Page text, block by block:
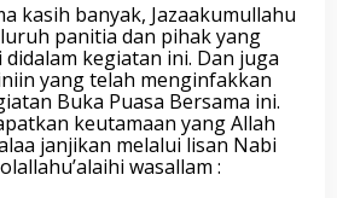
kasih banyak, Jazaakumullahu
panitia dan pihak yang
kegiatan ini. Dan juga
yang telah menginfakkan
Buka Puasa Bersama ini.
keutamaan yang Allah
janjikan melalui lisan Nabi
wasallam :